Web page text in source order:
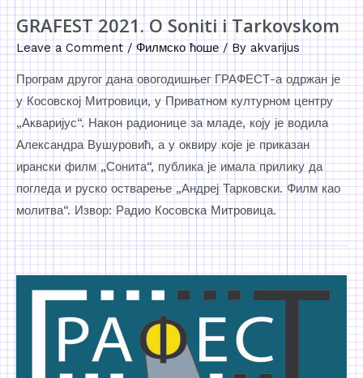
GRAFEST 2021. O Soniti i Tarkovskom
Leave a Comment /Филмско ћоше/ Byakvarijus
Програм другог дана овогодишњег ГРАФЕСТ-а одржан је
у Косовској Митровици, у Приватном културном центру
„Акваријус“. Након радионице за младе, коју је водила
Александра Вушуровић, а у оквиру које је приказан
ирански филм „Сонита“, публика је имала прилику да
погледа и руско остварење „Андреј Тарковски. Филм као
молитва“. Извор: Радио Косовска Митровица.